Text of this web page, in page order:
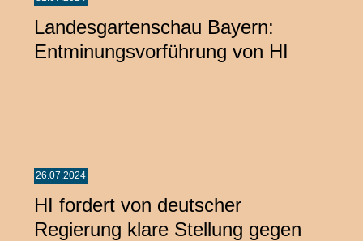
Landesgartenschau Bayern:
Entminungsvorführung von HI
26.07.2024
HI fordert von deutscher
Regierung klare Stellung gegen